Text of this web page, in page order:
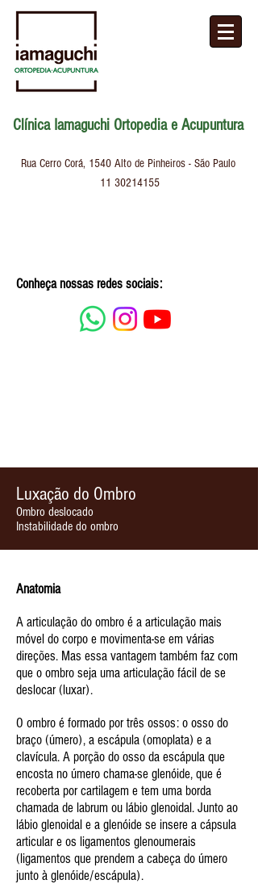
Clínica Iamaguchi Ortopedia e Acupuntura
Rua Cerro Corá, 1540 Alto de Pinheiros - São Paulo
11 30214155
Conheça nossas redes sociais:
Luxação do Ombro
Ombro deslocado
Instabilidade do ombro
Anatomia
A articulação do ombro é a articulação mais
móvel do corpo e movimenta-se em várias
direções. Mas essa vantagem também faz com
que o ombro seja uma articulação fácil de se
deslocar (luxar).
O ombro é formado por três ossos: o osso do
braço (úmero), a escápula (omoplata) e a
clavícula. A porção do osso da escápula que
encosta no úmero chama-se glenóide, que é
recoberta por cartilagem e tem uma borda
chamada de labrum ou lábio glenoidal. Junto ao
lábio glenoidal e a glenóide se insere a cápsula
articular e os ligamentos glenoumerais
(ligamentos que prendem a cabeça do úmero
junto à glenóide/escápula).